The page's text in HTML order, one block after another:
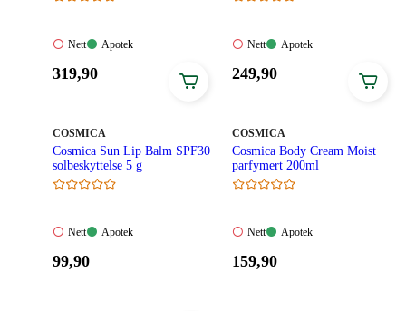
Nett:
tilgjengelig
Nett
Apotek:
Apotek
Pris:
319,90
Nett:
tilgjengelig
Nett
Apotek:
Apotek
Pris:
249,90
MERKE:
COSMICA
Cosmica Sun Lip Balm SPF30
solbeskyttelse 5 g
Nett:
tilgjengelig
Nett
Apotek:
Apotek
Pris:
99,90
MERKE:
COSMICA
Cosmica Body Cream Moist
parfymert 200ml
Nett:
tilgjengelig
Nett
Apotek:
Apotek
Pris:
159,90